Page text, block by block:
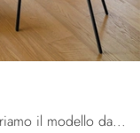
Se cerchi tavoli allungabili moderni, ti offriamo il modello da cucina in ceramica Pentagon Fast dell'azienda Connubia.